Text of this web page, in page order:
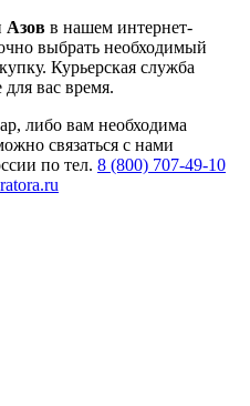
Азов в нашем интернет-
выбрать необходимый
Курьерская служба
вас время.
либо вам необходима
связаться с нами
по тел. 8 (800) 707-49-10